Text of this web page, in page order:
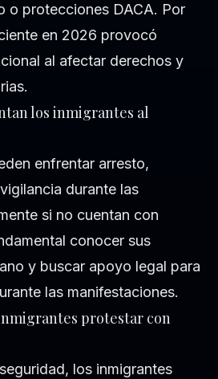
o protecciones DACA. Por
en 2026 provocó
al afectar derechos y
los inmigrantes al
enfrentar arresto,
durante las
si no cuentan con
conocer sus
y buscar apoyo legal para
las manifestaciones.
protestar con
los inmigrantes